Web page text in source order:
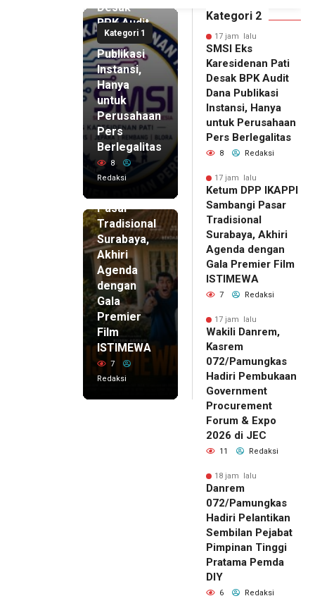
Expo 2026 di JEC
Kategori 1
Desak
BPK Audit
Dana
Publikasi
Instansi,
Hanya
untuk
Perusahaan
Pers
Berlegalitas
8
Redaksi
17 jam lalu
Ketum
DPP
IKAPPI
Pasar
Tradisional
Surabaya,
Akhiri
Agenda
dengan
Gala
Premier
Film
ISTIMEWA
7
Redaksi
Kategori 2
17 jam lalu
SMSI Eks
Karesidenan Pati
Desak BPK Audit
Dana Publikasi
Instansi, Hanya
untuk Perusahaan
Pers Berlegalitas
8 Redaksi
17 jam lalu
Ketum DPP IKAPPI
Sambangi Pasar
Tradisional
Surabaya, Akhiri
Agenda dengan
Gala Premier Film
ISTIMEWA
7 Redaksi
17 jam lalu
Wakili Danrem,
Kasrem
072/Pamungkas
Hadiri Pembukaan
Government
Procurement
Forum & Expo
2026 di JEC
11 Redaksi
18 jam lalu
Danrem
072/Pamungkas
Hadiri Pelantikan
Sembilan Pejabat
Pimpinan Tinggi
Pratama Pemda
DIY
6 Redaksi